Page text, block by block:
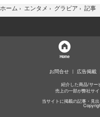
ホーム › エンタメ › グラビア › 記事
Home
お問合せ 広告掲載
紹介した商品/サー
売上の一部が弊社サ
当サイトに掲載の記事・見